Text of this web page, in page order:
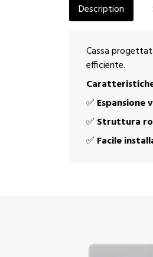
Description
Cassa
efficiente.
✅ Espansione
✅ Struttura
✅ Facile